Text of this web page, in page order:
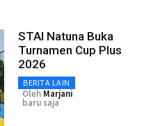
STAI Natuna Buka
Turnamen Cup Plus
2026
BERITA LAIN
Oleh Marjani
baru saja